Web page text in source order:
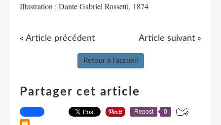
Illustration : Dante Gabriel Rossetti, 1874
« Article précédent Article suivant »
Retour à l'accueil
Partager cet article
Repost 0